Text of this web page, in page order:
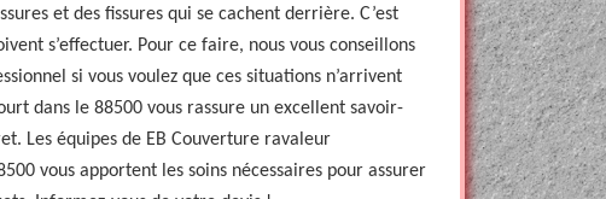
et des fissures qui se cachent derrière. C’est
s’effectuer. Pour ce faire, nous vous conseillons
si vous voulez que ces situations n’arrivent
dans le 88500 vous rassure un excellent savoir-
Les équipes de EB Couverture ravaleur
vous apportent les soins nécessaires pour assurer